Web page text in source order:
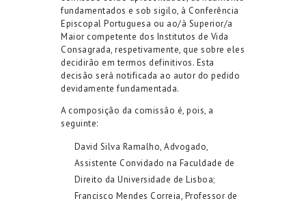
fundamentados e sob sigilo, à Conferência
Episcopal Portuguesa ou ao/à Superior/a
Maior competente dos Institutos de Vida
Consagrada, respetivamente, que sobre eles
decidirão em termos definitivos. Esta
decisão será notificada ao autor do pedido
devidamente fundamentada.
A composição da comissão é, pois, a
seguinte:
David Silva Ramalho, Advogado,
Assistente Convidado na Faculdade de
Direito da Universidade de Lisboa;
Francisco Mendes Correia, Professor de